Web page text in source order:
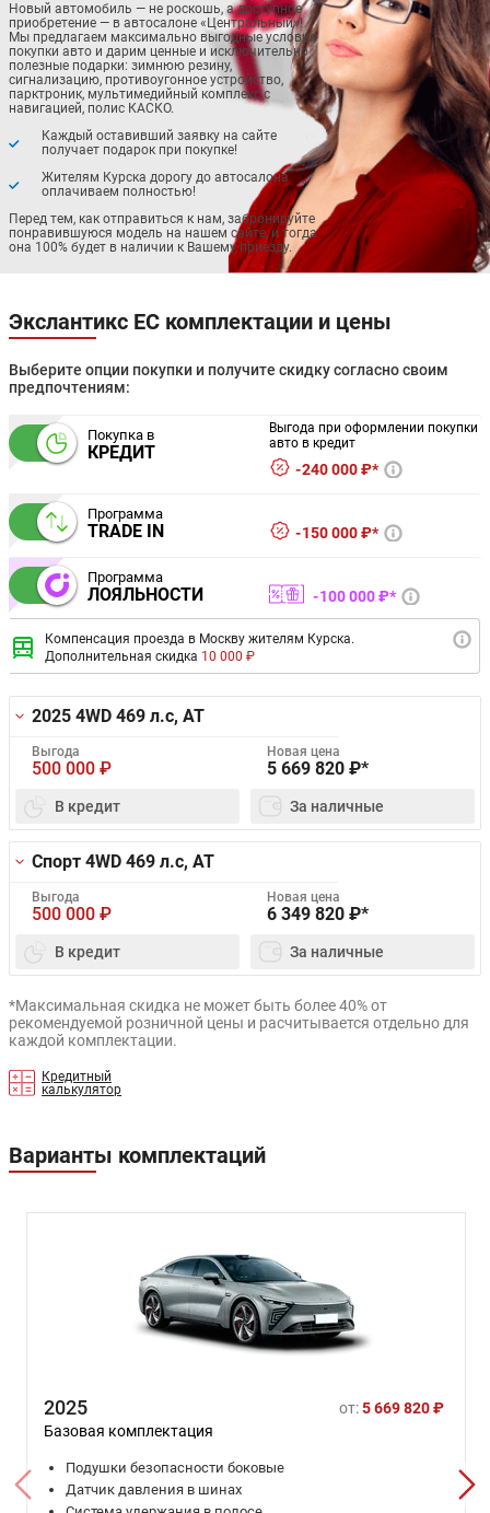
Новый автомобиль — не роскошь, а доступное
приобретение — в автосалоне «Центральный»!
Мы предлагаем максимально выгодные условия
покупки авто и дарим ценные и исключительно
полезные подарки: зимнюю резину,
сигнализацию, противоугонное устройство,
парктроник, мультимедийный комплекс с
навигацией, полис КАСКО.
Каждый оставивший заявку на сайте
получает подарок при покупке!
Жителям Курска дорогу до автосалона
оплачиваем полностью!
Перед тем, как отправиться к нам, забронируйте
понравившуюся модель на нашем сайте, и тогда
она 100% будет в наличии к Вашему приезду.
Экслантикс ЕС комплектации и цены
Выберите опции покупки и получите скидку согласно своим
предпочтениям:
Покупка в
КРЕДИТ
Выгода при оформлении покупки
авто в кредит
240 000 ₽*
Программа
TRADE IN 150 000 ₽*
Программа
ЛОЯЛЬНОСТИ 100 000 ₽*
Компенсация проезда в Москву жителям Курска.
Дополнительная скидка 10 000 ₽
2025 4WD 469 л.с, AT
Выгода
500 000 ₽
Новая цена
5 669 820 ₽*
В кредит За наличные
Спорт 4WD 469 л.с, AT
Выгода
500 000 ₽
Новая цена
6 349 820 ₽*
В кредит За наличные
*Максимальная скидка не может быть более 40% от
рекомендуемой розничной цены и расчитывается отдельно для
каждой комплектации.
Кредитный
калькулятор
Варианты комплектаций
2025 от:5 669 820 ₽
Базовая комплектация
Подушки безопасности боковые
Датчик давления в шинах